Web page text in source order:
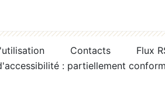
Contacts
Flux
: partiellement